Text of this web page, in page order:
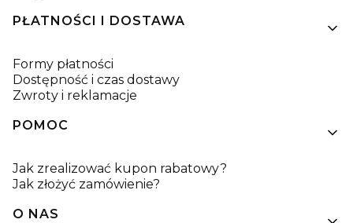
PŁATNOŚCI I DOSTAWA
Formy płatności
Dostępność i czas dostawy
Zwroty i reklamacje
POMOC
Jak zrealizować kupon rabatowy?
Jak złożyć zamówienie?
O NAS